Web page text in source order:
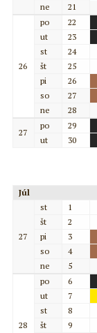
ne
21
26
po
22
ut
23
st
24
št
25
pi
26
so
27
ne
28
27
po
29
ut
30
Júl
27
st
1
št
2
pi
3
so
4
ne
5
28
po
6
ut
7
st
8
št
9